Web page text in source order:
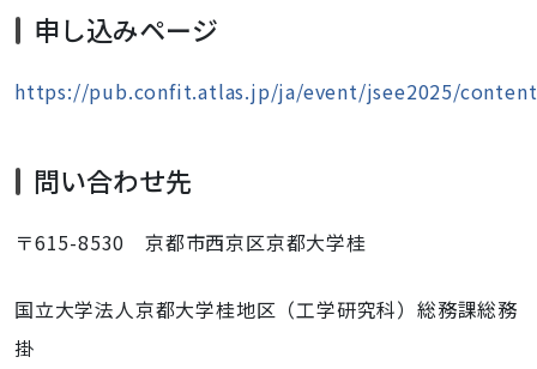
申し込みページ
https://pub.confit.atlas.jp/ja/event/jsee2025/
問い合わせ先
〒615-8530 京都市西京区京都大学桂
国立大学法人京都大学桂地区（工学研究科）総務課総務
掛